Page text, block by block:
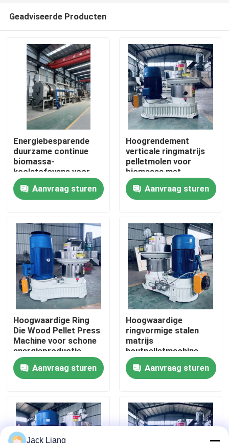
Thuis
Producten
Over ons
Fabrieksreis
Kwaliteitscontrole
Contacteer ons
Vraag een offerte aan
De Machine van de korrelmolen
Houtpelletfabriek
Geadviseerde Producten
Energiebesparende
duurzame continue
biomassa-
koolstofovens voor
landbouw afvalstoffen
Aanvraag sturen
Hoogrendement
verticale ringmatrijs
pelletmolen voor
biomassa met
verticale toevoer en
energiebesparend
ontwerp
Aanvraag sturen
Hoogwaardige Ring
Die Wood Pellet Press
Machine voor schone
energieproductie
Aanvraag sturen
Hoogwaardige
ringvormige stalen
matrijs
houtpelletmachine
met automatische
smering en efficiënte
schuine
Aanvraag sturen
Jack Liang